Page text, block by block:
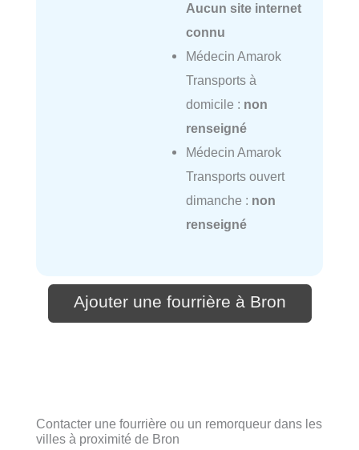
Aucun site internet
connu
Médecin Amarok
Transports à
domicile : non
renseigné
Médecin Amarok
Transports ouvert
dimanche : non
renseigné
Ajouter une fourrière à Bron
Contacter une fourrière ou un remorqueur dans les
villes à proximité de Bron